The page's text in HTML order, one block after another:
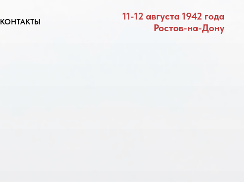
КОНТАКТЫ
11-12 августа 1942 года
Ростов-на-Дону